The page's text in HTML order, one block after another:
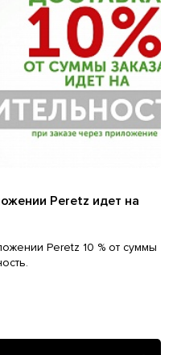
Peretz идет на
Peretz 10 % от суммы